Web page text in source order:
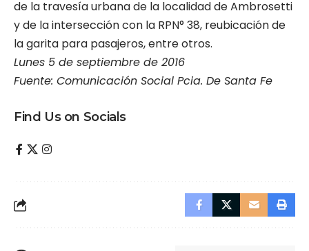
de la travesía urbana de la localidad de Ambrosetti
y de la intersección con la RPN° 38, reubicación de
la garita para pasajeros, entre otros.
Lunes 5 de septiembre de 2016
Fuente: Comunicación Social Pcia. De Santa Fe
Find Us on Socials